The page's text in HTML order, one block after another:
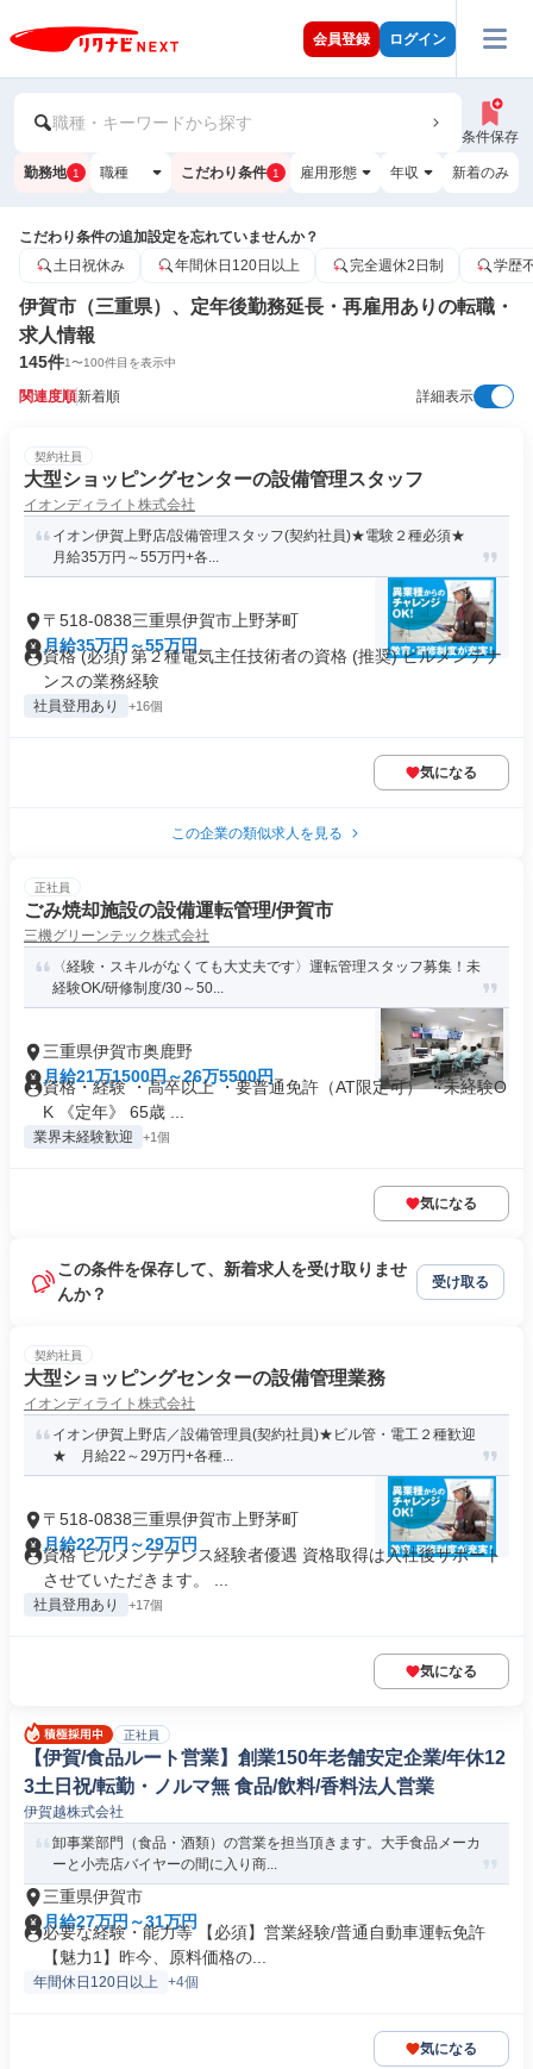
会員登録 ログイン
職種・キーワードから探す
条件保存
勤務地 1 職種 こだわり条件 1 雇用形態 年収 新着のみ
こだわり条件の追加設定を忘れていませんか？
土日祝休み
年間休日120日以上 完全週休2日制 学歴
伊賀市（三重県）、定年後勤務延長・再雇用ありの転職・
求人情報
145件1〜100件目を表示中
関連度順新着順 詳細表示
契約社員
大型ショッピングセンターの設備管理スタッフ
イオンディライト株式会社
イオン伊賀上野店/設備管理スタッフ(契約社員)★電験２種必須★
月給35万円～55万円+各...
〒518-0838三重県伊賀市上野茅町
月給35万円～55万円
資格 (必須) 第２種電気主任技術者の資格 (推奨) ビルメンテナ
ンスの業務経験
社員登用あり +16個
気になる
この企業の類似求人を見る
正社員
ごみ焼却施設の設備運転管理/伊賀市
三機グリーンテック株式会社
〈経験・スキルがなくても大丈夫です〉運転管理スタッフ募集！未
経験OK/研修制度/30～50...
三重県伊賀市奥鹿野
月給21万1500円～26万5500円
資格・経験 ・高卒以上 ・要普通免許（AT限定可） ・未経験O
K 《定年》 65歳 ...
業界未経験歓迎 +1個
気になる
この条件を保存して、新着求人を受け取りませ
んか？
受け取る
契約社員
大型ショッピングセンターの設備管理業務
イオンディライト株式会社
イオン伊賀上野店／設備管理員(契約社員)★ビル管・電工２種歓迎
★ 月給22～29万円+各種...
〒518-0838三重県伊賀市上野茅町
月給22万円～29万円
資格 ビルメンテナンス経験者優遇 資格取得は入社後サポート
させていただきます。 ...
社員登用あり +17個
気になる
正社員
【伊賀/食品ルート営業】創業150年老舗安定企業/年休12
3土日祝/転勤・ノルマ無 食品/飲料/香料法人営業
伊賀越株式会社
卸事業部門（食品・酒類）の営業を担当頂きます。大手食品メーカ
ーと小売店バイヤーの間に入り商...
三重県伊賀市
月給27万円～31万円
必要な経験・能力等 【必須】営業経験/普通自動車運転免許
【魅力1】昨今、原料価格の...
年間休日120日以上 +4個
気になる